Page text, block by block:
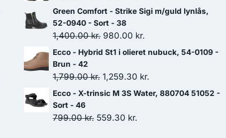
1,099.00 kr..769.30 kr..
oprindelige
pris
var:
499.00 kr..
aktuelle
er:
349.30 kr..
Green Comfort - Strike Sigi m/guld lynlås,
52-0940 - Sort - 38
1,400.00kr. Den
oprindelige
var:
1,400.00 kr..
980.00 kr.
aktuelle
er:
980.00 kr..
Ecco - Hybrid St1 i olieret nubuck, 54-0109 -
Brun - 42
1,799.00kr. Den
oprindelige
var:
1,259.30 kr.
aktuelle
Ecco - X-trinsic M 3S Water, 880704 51052 -
Sort - 46
799.00kr. Den
559.30 kr.